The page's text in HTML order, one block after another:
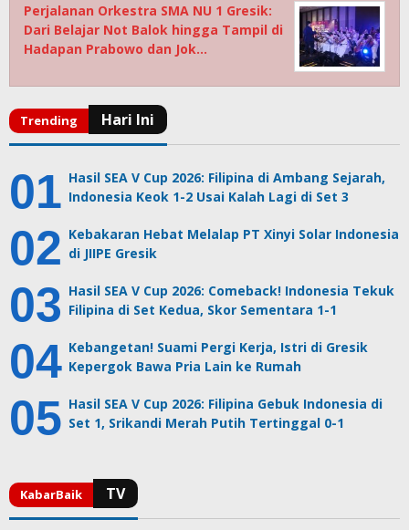
Perjalanan Orkestra SMA NU 1 Gresik:
Dari Belajar Not Balok hingga Tampil di
Hadapan Prabowo dan Jok…
Hasil SEA V Cup 2026: Filipina di Ambang Sejarah,
Indonesia Keok 1-2 Usai Kalah Lagi di Set 3
Kebakaran Hebat Melalap PT Xinyi Solar Indonesia
di JIIPE Gresik
Hasil SEA V Cup 2026: Comeback! Indonesia Tekuk
Filipina di Set Kedua, Skor Sementara 1-1
Kebangetan! Suami Pergi Kerja, Istri di Gresik
Kepergok Bawa Pria Lain ke Rumah
Hasil SEA V Cup 2026: Filipina Gebuk Indonesia di
Set 1, Srikandi Merah Putih Tertinggal 0-1